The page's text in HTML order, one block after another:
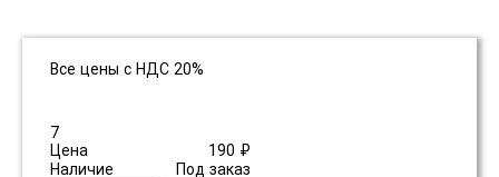
Все цены с НДС 20%
7
Цена
190 ₽
Наличие
Под заказ